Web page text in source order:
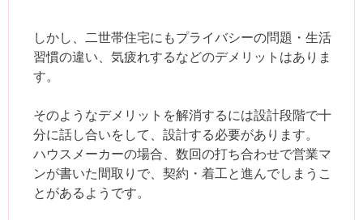
しかし、二世帯住宅にもプライバシーの問題・生活
習慣の違い、気疲れするなどのデメリットはありま
す。
そのようなデメリットを解消するには設計段階で十
分に話し合いをして、設計する必要があります。
ハウスメーカーの場合、数回の打ち合わせで営業マ
ンが書いた間取りで、契約・着工と進んでしまうこ
とがあるようです。